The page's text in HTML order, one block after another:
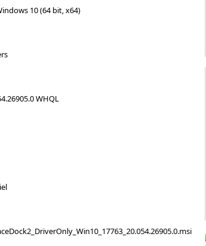
10 (64 bit, x64)
WHQL